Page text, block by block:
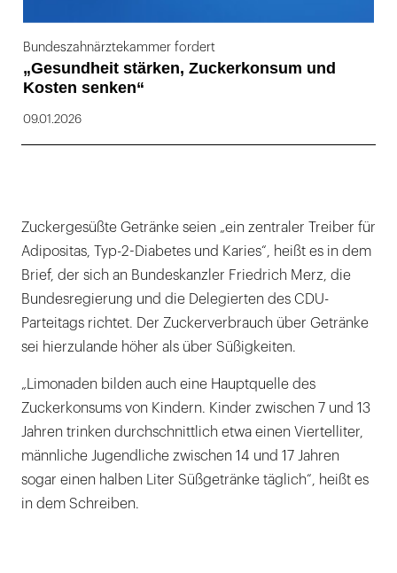
Bundeszahnärztekammer fordert
„Gesundheit stärken, Zuckerkonsum und
Kosten senken“
09.01.2026
Zuckergesüßte Getränke seien „ein zentraler Treiber für
Adipositas, Typ-2-Diabetes und Karies“, heißt es in dem
Brief, der sich an Bundeskanzler Friedrich Merz, die
Bundesregierung und die Delegierten des CDU-
Parteitags richtet. Der Zuckerverbrauch über Getränke
sei hierzulande höher als über Süßigkeiten.
„Limonaden bilden auch eine Hauptquelle des
Zuckerkonsums von Kindern. Kinder zwischen 7 und 13
Jahren trinken durchschnittlich etwa einen Viertelliter,
männliche Jugendliche zwischen 14 und 17 Jahren
sogar einen halben Liter Süßgetränke täglich“, heißt es
in dem Schreiben.